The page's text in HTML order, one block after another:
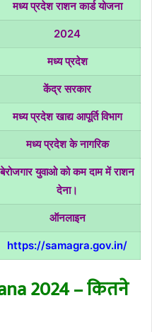
मध्य प्रदेश राशन कार्ड योजना
2024
मध्य प्रदेश
केंद्र सरकार
मध्य प्रदेश खाद्य आपूर्ति विभाग
मध्य प्रदेश के नागरिक
बेरोजगार युवाओ को कम दाम में राशन
देना।
ऑनलाइन
https://samagra.gov.in/
2024 – कितने